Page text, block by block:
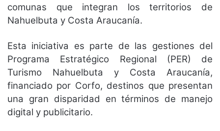
comunas que integran los territorios de
Nahuelbuta y Costa Araucanía.
Esta iniciativa es parte de las gestiones del
Programa Estratégico Regional (PER) de
Turismo Nahuelbuta y Costa Araucanía,
financiado por Corfo, destinos que presentan
una gran disparidad en términos de manejo
digital y publicitario.